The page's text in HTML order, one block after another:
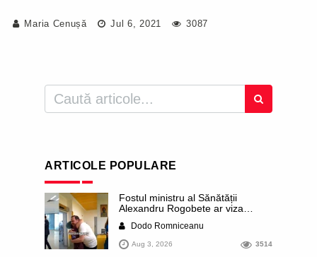
Maria Cenușă Jul 6, 2021 3087
ARTICOLE POPULARE
Fostul ministru al Sănătății
Alexandru Rogobete ar viza
al orașului Timișoara. Pesedistul
publică imagini demne de Coreea
de Nord cu femei din Timișoara
Dodo Romniceanu
Aug 3, 2026 3514